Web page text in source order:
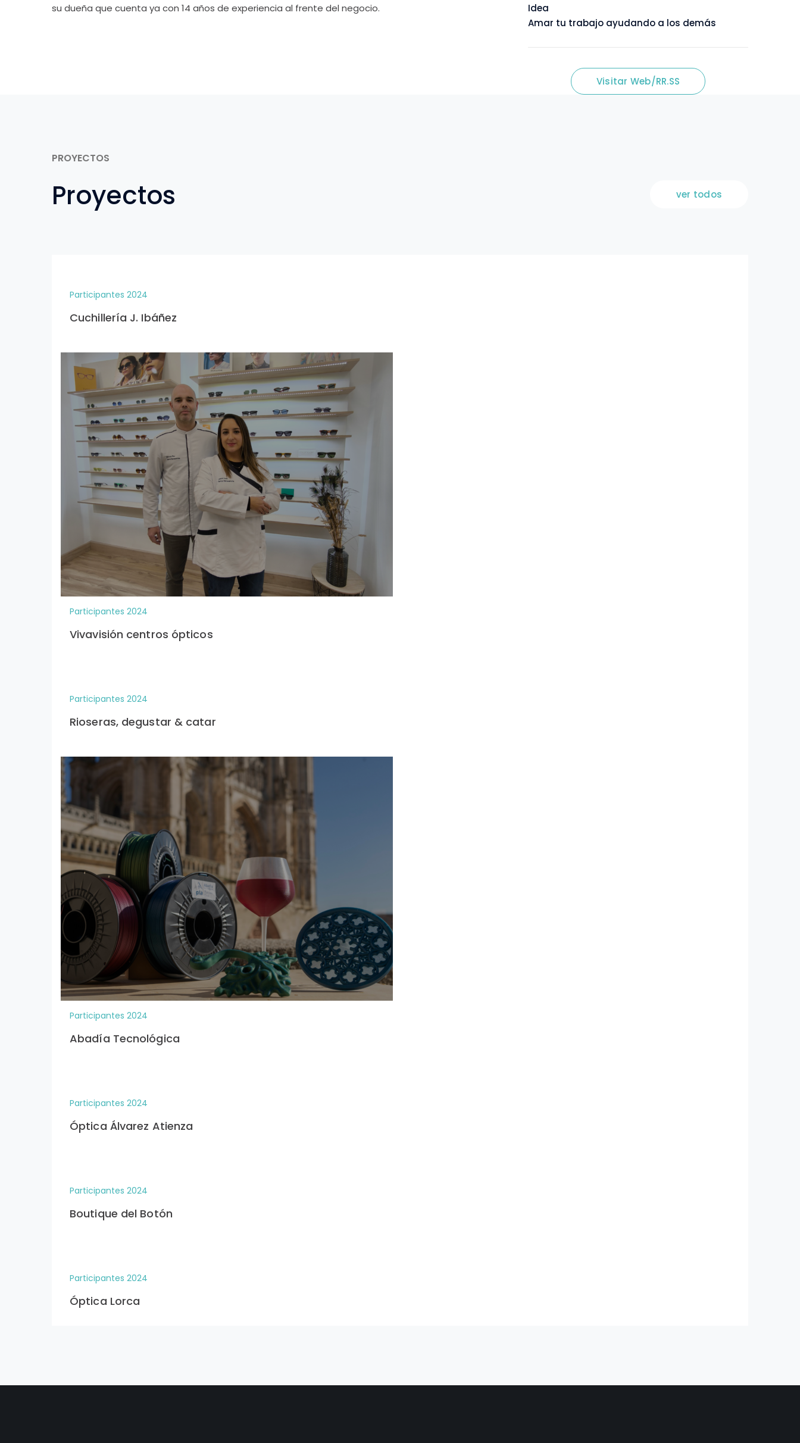
su dueña que cuenta ya con 14 años de experiencia al frente del negocio.
Idea
Amar tu trabajo ayudando a los demás
Visitar Web/RR.SS
PROYECTOS
Proyectos ver todos
Participantes 2024
Cuchillería J. Ibáñez
Participantes 2024
Vivavisión centros ópticos
Participantes 2024
Rioseras, degustar & catar
Participantes 2024
Abadía Tecnológica
Participantes 2024
Óptica Álvarez Atienza
Participantes 2024
Boutique del Botón
Participantes 2024
Óptica Lorca